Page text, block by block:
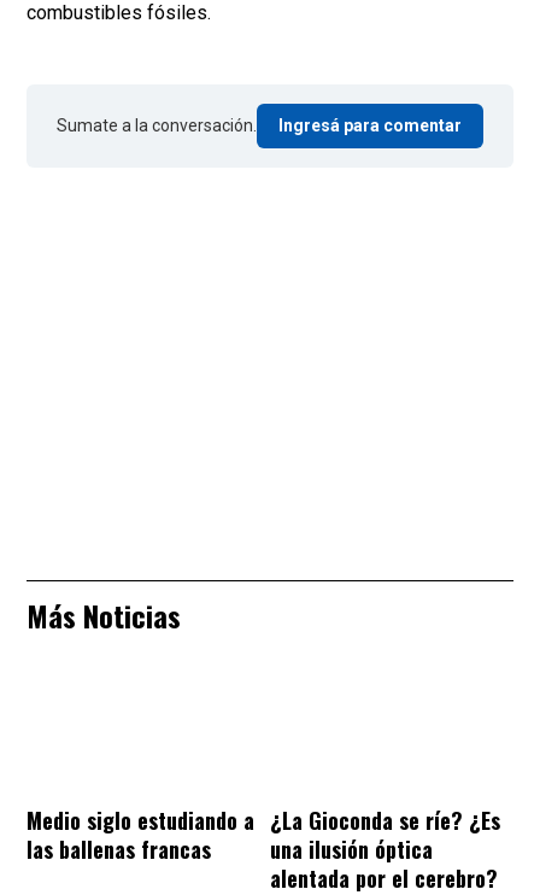
combustibles fósiles.
Sumate a la conversación. Ingresá para comentar
Más Noticias
Medio siglo estudiando a
las ballenas francas
¿La Gioconda se ríe? ¿Es
una ilusión óptica
alentada por el cerebro?